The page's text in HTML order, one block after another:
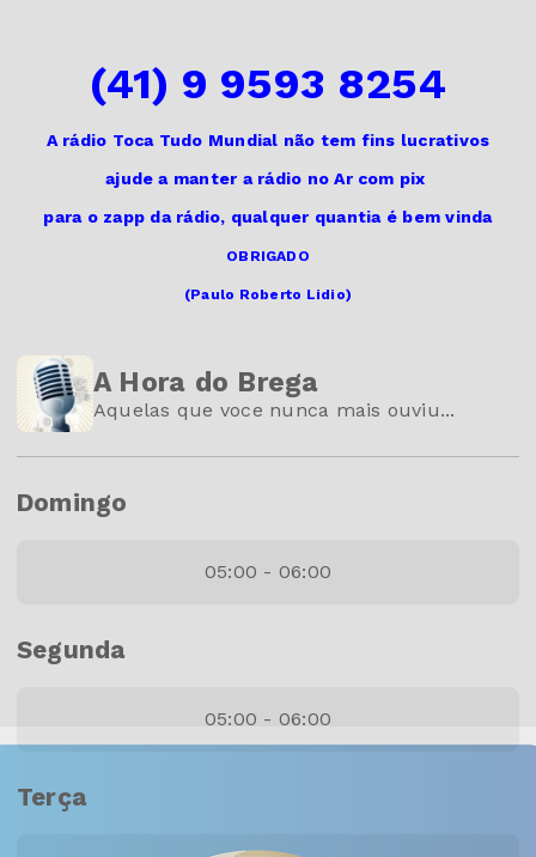
(41) 9 9593 8254
A rádio Toca Tudo Mundial não tem fins lucrativos
ajude a manter a rádio no Ar com pix
para o zapp da rádio, qualquer quantia é bem vinda
OBRIGADO
(Paulo Roberto Lidio)
A Hora do Brega
Aquelas que voce nunca mais ouviu...
Domingo
05:00 - 06:00
Segunda
05:00 - 06:00
Terça